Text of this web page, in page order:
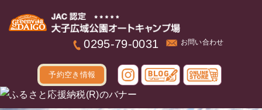
0295-79-0031 お問い合わせ
予約空き情報